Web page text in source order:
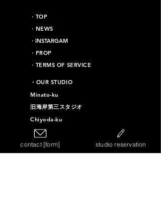
​・TOP
・NEWS
​・INSTARGAM
・PROP
・TERMS OF SERVICE
​・OUR STUDIO
Minato-ku
旧海岸第三スタジオ
Chiyoda-ku
旧海岸第十六スタジオ
Taito-ku
contact [form] studio reservation